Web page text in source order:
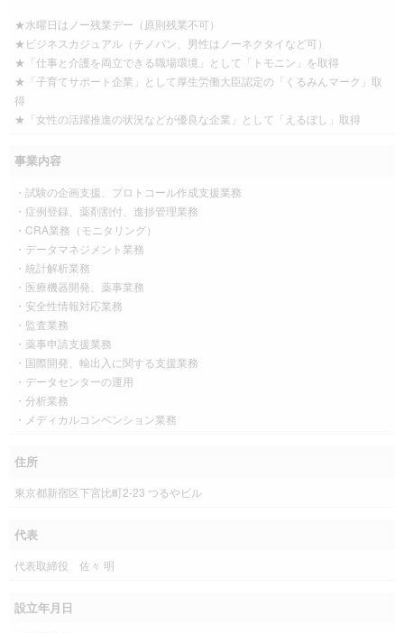
★水曜日はノー残業デー（原則残業不可）
★ビジネスカジュアル（チノパン、男性はノーネクタイなど可）
★「仕事と介護を両立できる職場環境」として「トモニン」を取得
★「子育てサポート企業」として厚生労働大臣認定の「くるみんマーク」取
得
★「女性の活躍推進の状況などが優良な企業」として「えるぼし」取得
事業内容
・試験の企画支援、プロトコール作成支援業務
・症例登録、薬剤割付、進捗管理業務
・CRA業務（モニタリング）
・データマネジメント業務
・統計解析業務
・医療機器開発、薬事業務
・安全性情報対応業務
・監査業務
・薬事申請支援業務
・国際開発、輸出入に関する支援業務
・データセンターの運用
・分析業務
・メディカルコンベンション業務
住所
東京都新宿区下宮比町2-23 つるやビル
代表
代表取締役 佐々 明
設立年月日